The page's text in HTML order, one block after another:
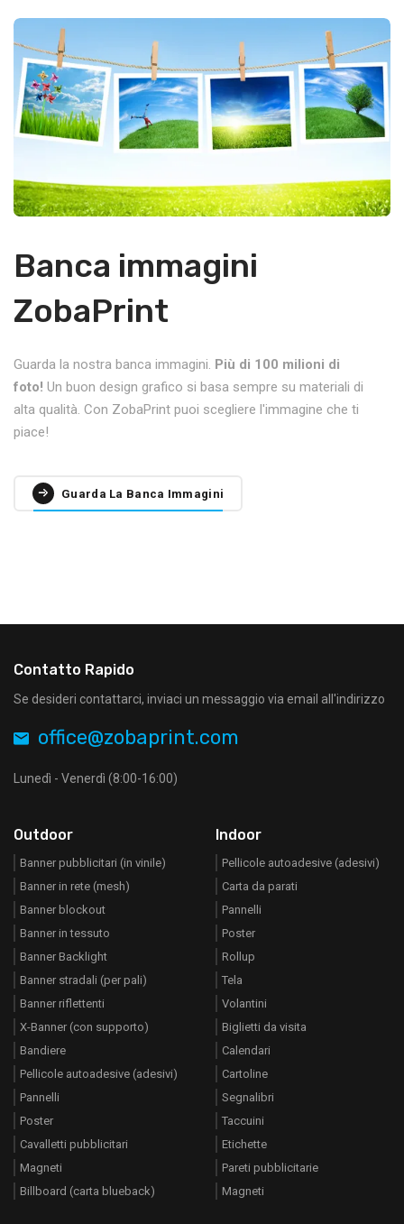
Banca immagini
ZobaPrint
Guarda la nostra banca immagini. Più di 100 milioni di
foto! Un buon design grafico si basa sempre su materiali di
alta qualità. Con ZobaPrint puoi scegliere l'immagine che ti
piace!
Guarda La Banca Immagini
Contatto Rapido
Se desideri contattarci, inviaci un messaggio via email all'indirizzo
office@zobaprint.com
Lunedì - Venerdì (8:00-16:00)
Outdoor
Banner pubblicitari (in vinile)
Banner in rete (mesh)
Banner blockout
Banner in tessuto
Banner Backlight
Banner stradali (per pali)
Banner riflettenti
X-Banner (con supporto)
Bandiere
Pellicole autoadesive (adesivi)
Pannelli
Poster
Cavalletti pubblicitari
Magneti
Billboard (carta blueback)
Indoor
Pellicole autoadesive (adesivi)
Carta da parati
Pannelli
Poster
Rollup
Tela
Volantini
Biglietti da visita
Calendari
Cartoline
Segnalibri
Taccuini
Etichette
Pareti pubblicitarie
Magneti